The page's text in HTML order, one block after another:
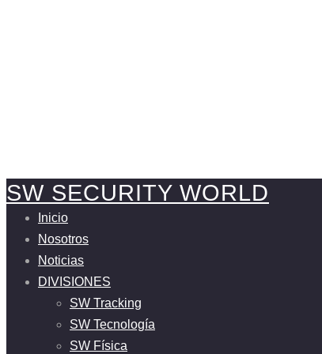
SW SECURITY WORLD
Inicio
Nosotros
Noticias
DIVISIONES
SW Tracking
SW Tecnología
SW Física